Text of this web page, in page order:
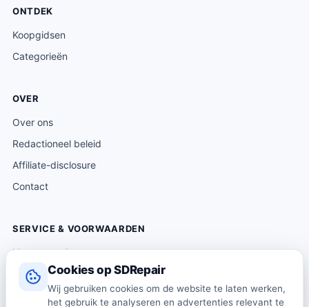
Cookies op SDRepair
Wij gebruiken cookies om de website te laten werken,
het gebruik te analyseren en advertenties relevant te
ONTDEK
Koopgidsen
Categorieën
OVER
Over ons
Redactioneel beleid
Affiliate-disclosure
Contact
SERVICE & VOORWAARDEN
Klantenservice
Verzending & levering
Retourneren